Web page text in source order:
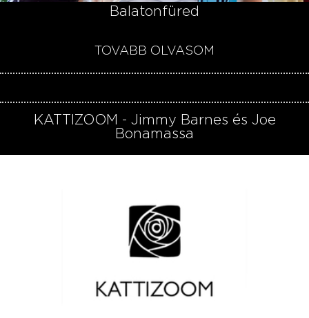
Balatonfüred
TOVÁBB OLVASOM
KATTIZOOM - Jimmy Barnes és Joe
Bonamassa